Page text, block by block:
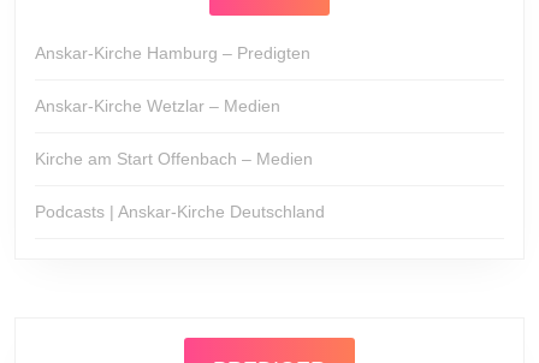
Anskar-Kirche Hamburg – Predigten
Anskar-Kirche Wetzlar – Medien
Kirche am Start Offenbach – Medien
Podcasts | Anskar-Kirche Deutschland